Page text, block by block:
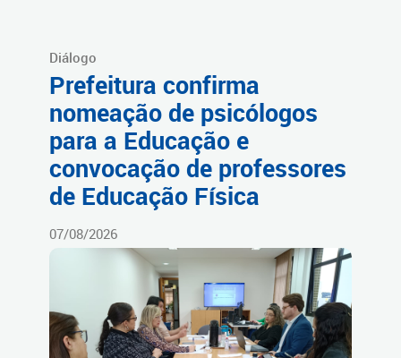
Diálogo
Prefeitura confirma
nomeação de psicólogos
para a Educação e
convocação de professores
de Educação Física
07/08/2026